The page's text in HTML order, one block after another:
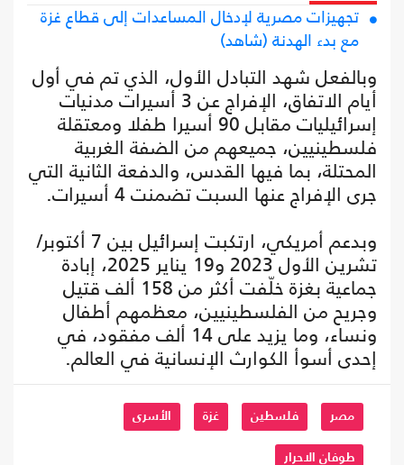
تجهيزات مصرية لإدخال المساعدات إلى قطاع غزة
مع بدء الهدنة (شاهد)
وبالفعل شهد التبادل الأول، الذي تم في أول
أيام الاتفاق، الإفراج عن 3 أسيرات مدنيات
إسرائيليات مقابل 90 أسيرا طفلا ومعتقلة
فلسطينيين، جميعهم من الضفة الغربية
المحتلة، بما فيها القدس، والدفعة الثانية التي
جرى الإفراج عنها السبت تضمنت 4 أسيرات.
وبدعم أمريكي، ارتكبت إسرائيل بين 7 أكتوبر/
تشرين الأول 2023 و19 يناير 2025، إبادة
جماعية بغزة خلّفت أكثر من 158 ألف قتيل
وجريح من الفلسطينيين، معظمهم أطفال
ونساء، وما يزيد على 14 ألف مفقود، في
إحدى أسوأ الكوارث الإنسانية في العالم.
مصر فلسطين غزة الأسرى
طوفان الاحرار